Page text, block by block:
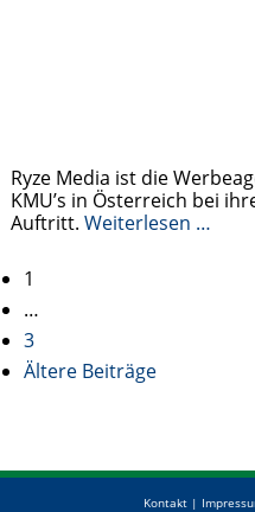
Ryze Media ist die
KMU’s in Österreich bei
Auftritt.Weiterlesen …
Posts
navigation
1
…
3
Ältere Beiträge
Kontakt |